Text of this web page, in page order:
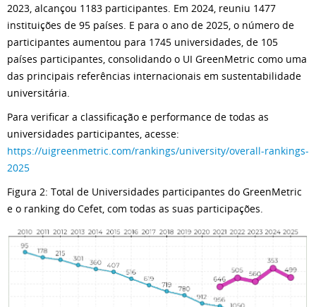
2023, alcançou 1183 participantes. Em 2024, reuniu 1477
instituições de 95 países. E para o ano de 2025, o número de
participantes aumentou para 1745 universidades, de 105
países participantes, consolidando o UI GreenMetric como uma
das principais referências internacionais em sustentabilidade
universitária.
Para verificar a classificação e performance de todas as
universidades participantes, acesse:
https://uigreenmetric.com/rankings/university/overall-rankings-
2025
Figura 2: Total de Universidades participantes do GreenMetric
e o ranking do Cefet, com todas as suas participações.